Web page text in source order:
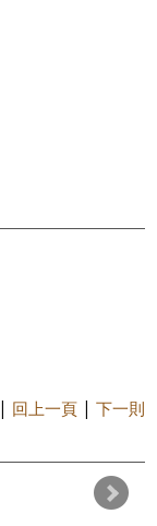
| 回上一頁| 下一則